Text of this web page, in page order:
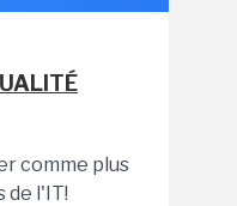
comme plus
de l'IT!